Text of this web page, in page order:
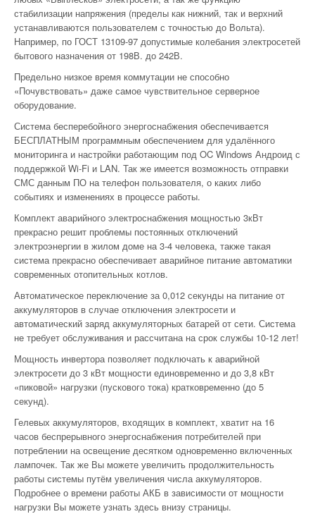
стабилизации напряжения (пределы как нижний, так и верхний
устанавливаются пользователем с точностью до Вольта).
Например, по ГОСТ 13109-97 допустимые колебания электросетей
бытового назначения от 198В. до 242В.
Предельно низкое время коммутации не способно
«Почувствовать» даже самое чувствительное серверное
оборудование.
Система бесперебойного энергоснабжения обеспечивается
БЕСПЛАТНЫМ программным обеспечением для удалённого
мониторинга и настройки работающим под OC Windows Андроид с
поддержкой Wi-Fi и LAN. Так же имеется возможность отправки
СМС данным ПО на телефон пользователя, о каких либо
событиях и изменениях в процессе работы.
Комплект аварийного электроснабжения мощностью 3кВт
прекрасно решит проблемы постоянных отключений
электроэнергии в жилом доме на 3-4 человека, также такая
система прекрасно обеспечивает аварийное питание автоматики
современных отопительных котлов.
Автоматическое переключение за 0,012 секунды на питание от
аккумуляторов в случае отключения электросети и
автоматический заряд аккумуляторных батарей от сети. Система
не требует обслуживания и рассчитана на срок службы 10-12 лет!
Мощность инвертора позволяет подключать к аварийной
электросети до 3 кВт мощности единовременно и до 3,8 кВт
«пиковой» нагрузки (пускового тока) кратковременно (до 5
секунд).
Гелевых аккумуляторов, входящих в комплект, хватит на 16
часов беспрерывного энергоснабжения потребителей при
потреблении на освещение десятком одновременно включенных
лампочек. Так же Вы можете увеличить продолжительность
работы системы путём увеличения числа аккумуляторов.
Подробнее о времени работы АКБ в зависимости от мощности
нагрузки Вы можете узнать здесь внизу страницы.